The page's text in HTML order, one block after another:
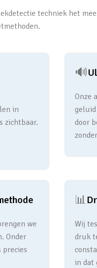
techniek het
in
zichtbaar.
🔊
Onze
door
we
Onder
precies
📊
Wij
druk
in dat